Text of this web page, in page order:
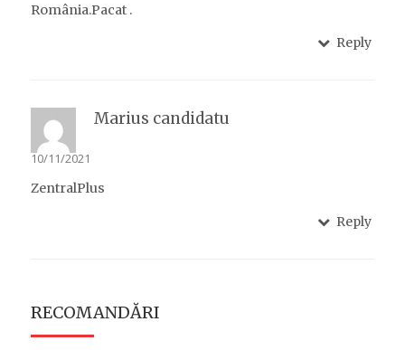
România.Pacat .
Reply
Marius candidatu
10/11/2021
ZentralPlus
Reply
RECOMANDĂRI